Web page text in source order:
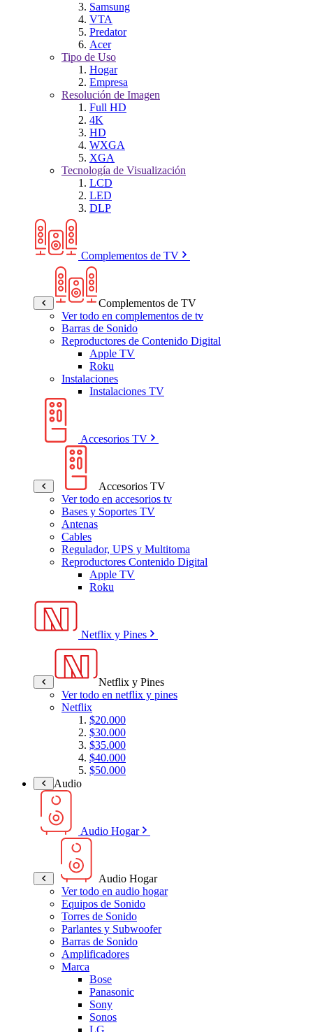
Samsung
VTA
Predator
Acer
Tipo de Uso
Hogar
Empresa
Resolución de Imagen
Full HD
4K
HD
WXGA
XGA
Tecnología de Visualización
LCD
LED
DLP
Complementos de TV
Complementos de TV
Ver todo en complementos de tv
Barras de Sonido
Reproductores de Contenido Digital
Apple TV
Roku
Instalaciones
Instalaciones TV
Accesorios TV
Accesorios TV
Ver todo en accesorios tv
Bases y Soportes TV
Antenas
Cables
Regulador, UPS y Multitoma
Reproductores Contenido Digital
Apple TV
Roku
Netflix y Pines
Netflix y Pines
Ver todo en netflix y pines
Netflix
$20.000
$30.000
$35.000
$40.000
$50.000
Audio
Audio Hogar
Audio Hogar
Ver todo en audio hogar
Equipos de Sonido
Torres de Sonido
Parlantes y Subwoofer
Barras de Sonido
Amplificadores
Marca
Bose
Panasonic
Sony
Sonos
LG